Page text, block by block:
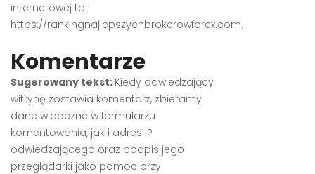
internetowej to:
https://rankingnajlepszychbrokerowforex.com.
Komentarze
Sugerowany tekst: Kiedy odwiedzający
witrynę zostawia komentarz, zbieramy
dane widoczne w formularzu
komentowania, jak i adres IP
odwiedzającego oraz podpis jego
przeglądarki jako pomoc przy